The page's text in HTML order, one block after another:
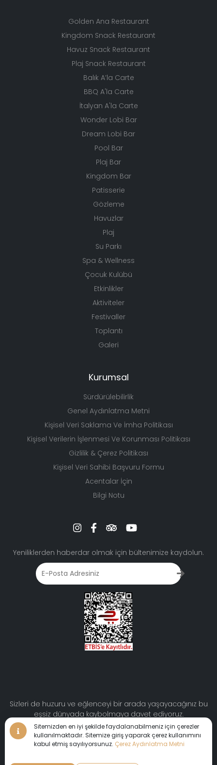
Sitemizden en iyi şekilde faydalanabilmeniz için çerezler
kullanılmaktadır. Sitemize giriş yaparak çerez kullanımını
kabul etmiş sayılıyorsunuz. Çerez Aydınlatma Metni
Golden Ana Restaurant
Kingdom Snack Restaurant
Havuz Snack Restaurant
Plaj Snack Restaurant
Balık A’la Carte
BBQ A'la Carte
İtalyan A'la Carte
Wonder Lobi Bar
Dream Lobi Bar
Pool Bar
Plaj Bar
Kingdom Bar
Patisserie
Gözleme
Havuzlar
Plaj
Su Parkı
Spa & Wellness
Çocuk Kulübü
Etkinlikler
Aktiviteler
Festivaller
Toplantı
Galeri
Kurumsal
Sürdürülebilirlik
Genel Aydınlatma Metni
Kişisel Veri Saklama Ve İmha Politikası
Kişisel Verilerin İşlenmesi Ve Korunması Politikası
Gizlilik & Çerez Politikası
Kişisel Veri Sahibi Başvuru Formu
Acentalar İçin
Bilgi Notu
Yeniliklerden haberdar olmak için bültenimize kaydolun.
Sizleri de huzuru ve eğlenceyi bir arada yaşayacağınız bu
eşsiz dünyada kaybolmaya davet ediyoruz.